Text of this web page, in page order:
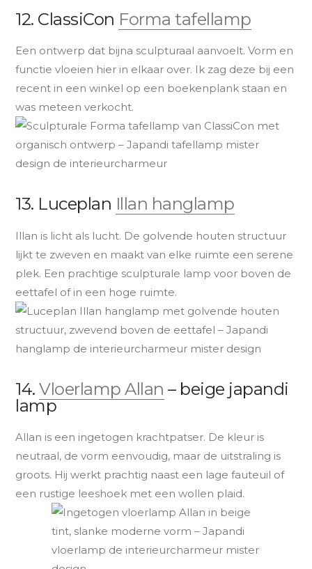
12. ClassiCon Forma tafellamp
Een ontwerp dat bijna sculpturaal aanvoelt. Vorm en
functie vloeien hier in elkaar over. Ik zag deze bij een
recent in een winkel op een boekenplank staan en
was meteen verkocht.
13. Luceplan Illan hanglamp
Illan is licht als lucht. De golvende houten structuur
lijkt te zweven en maakt van elke ruimte een serene
plek. Een prachtige sculpturale lamp voor boven de
eettafel of in een hoge ruimte.
14.Vloerlamp Allan – beige japandi
lamp
Allan is een ingetogen krachtpatser. De kleur is
neutraal, de vorm eenvoudig, maar de uitstraling is
groots. Hij werkt prachtig naast een lage fauteuil of
een rustige leeshoek met een wollen plaid.